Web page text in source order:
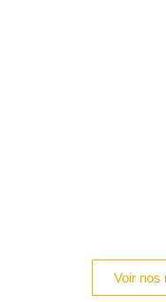
Voir nos